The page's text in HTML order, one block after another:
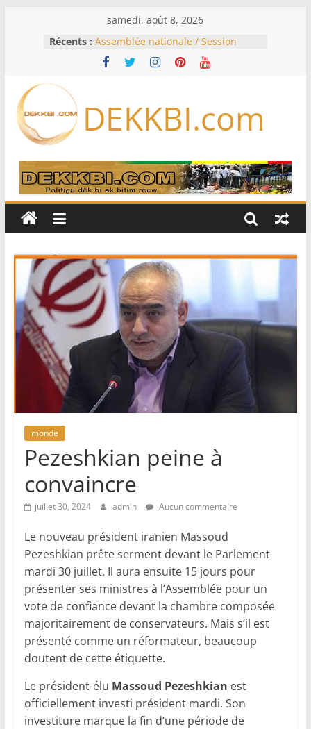
samedi, août 8, 2026
Récents : Assemblée nationale / Session
extraordinaire: Six commissions
d’enquête à l’ordre du jour ce lundi
Bénin: Patrice Talon élu président
du Sénat, moins de trois mois
Pakistan et la Turquie signent un
accord de défense
RD Congo: Kinshasa interdit les
exportations de cuivre et de cobalt
production
DEKKBI.com
monde
Pezeshkian peine à
convaincre
juillet 30, 2024 admin Aucun commentaire
Le nouveau président iranien Massoud
Pezeshkian prête serment devant le Parlement
mardi 30 juillet. Il aura ensuite 15 jours pour
présenter ses ministres à l’Assemblée pour un
vote de confiance devant la chambre composée
majoritairement de conservateurs. Mais s’il est
présenté comme un réformateur, beaucoup
doutent de cette étiquette.
Le président-élu Massoud Pezeshkian est
officiellement investi président mardi. Son
investiture marque la fin d’une période de